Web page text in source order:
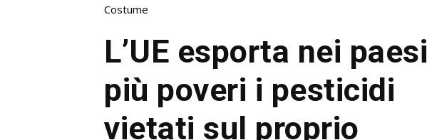
Costume
L’UE esporta nei paesi
più poveri i pesticidi
vietati sul proprio